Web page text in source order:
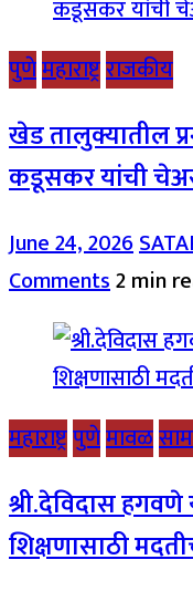
पुणेमहाराष्ट्रराजकीय
खेड तालुक्यातील
कडूसकर यांची
June 24, 2026
Comments2 min
महाराष्ट्रपुणेमावळ
श्री.देविदास हगवणे
शिक्षणासाठी